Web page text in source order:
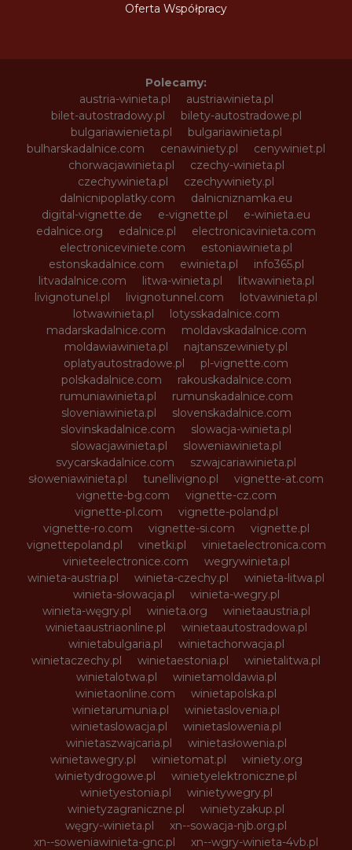
Oferta Współpracy
Polecamy:
austria-winieta.pl
austriawinieta.pl
bilet-autostradowy.pl
bilety-autostradowe.pl
bulgariawienieta.pl
bulgariawinieta.pl
bulharskadalnice.com
cenawiniety.pl
cenywiniet.pl
chorwacjawinieta.pl
czechy-winieta.pl
czechywinieta.pl
czechywiniety.pl
dalnicnipoplatky.com
dalnicniznamka.eu
digital-vignette.de
e-vignette.pl
e-winieta.eu
edalnice.org
edalnice.pl
electronicavinieta.com
electroniceviniete.com
estoniawinieta.pl
estonskadalnice.com
ewinieta.pl
info365.pl
litvadalnice.com
litwa-winieta.pl
litwawinieta.pl
livignotunel.pl
livignotunnel.com
lotvawinieta.pl
lotwawinieta.pl
lotysskadalnice.com
madarskadalnice.com
moldavskadalnice.com
moldawiawinieta.pl
najtanszewiniety.pl
oplatyautostradowe.pl
pl-vignette.com
polskadalnice.com
rakouskadalnice.com
rumuniawinieta.pl
rumunskadalnice.com
sloveniawinieta.pl
slovenskadalnice.com
slovinskadalnice.com
slowacja-winieta.pl
slowacjawinieta.pl
sloweniawinieta.pl
svycarskadalnice.com
szwajcariawinieta.pl
słoweniawinieta.pl
tunellivigno.pl
vignette-at.com
vignette-bg.com
vignette-cz.com
vignette-pl.com
vignette-poland.pl
vignette-ro.com
vignette-si.com
vignette.pl
vignettepoland.pl
vinetki.pl
vinietaelectronica.com
vinieteelectronice.com
wegrywinieta.pl
winieta-austria.pl
winieta-czechy.pl
winieta-litwa.pl
winieta-słowacja.pl
winieta-wegry.pl
winieta-węgry.pl
winieta.org
winietaaustria.pl
winietaaustriaonline.pl
winietaautostradowa.pl
winietabulgaria.pl
winietachorwacja.pl
winietaczechy.pl
winietaestonia.pl
winietalitwa.pl
winietalotwa.pl
winietamoldawia.pl
winietaonline.com
winietapolska.pl
winietarumunia.pl
winietaslovenia.pl
winietaslowacja.pl
winietaslowenia.pl
winietaszwajcaria.pl
winietasłowenia.pl
winietawegry.pl
winietomat.pl
winiety.org
winietydrogowe.pl
winietyelektroniczne.pl
winietyestonia.pl
winietywegry.pl
winietyzagraniczne.pl
winietyzakup.pl
węgry-winieta.pl
xn--sowacja-njb.org.pl
xn--soweniawinieta-gnc.pl
xn--wgry-winieta-4vb.pl